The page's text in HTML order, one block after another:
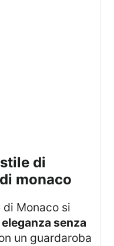
monaco
eleganza senza
un guardaroba